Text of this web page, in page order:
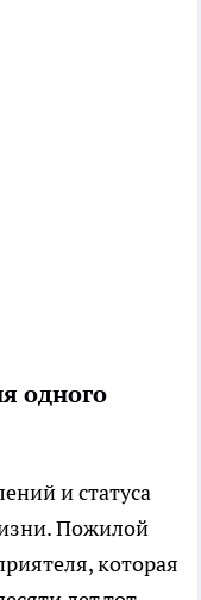
одного
и статуса
Пожилой
которая